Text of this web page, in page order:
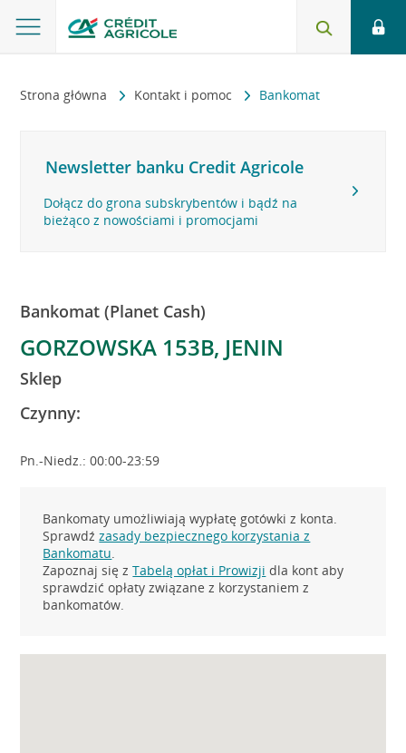
Strona główna Kontakt i pomoc Bankomat
Newsletter banku Credit Agricole
Dołącz do grona subskrybentów i bądź na
bieżąco z nowościami i promocjami
Bankomat (Planet Cash)
GORZOWSKA 153B, JENIN
Sklep
Czynny:
Pn.-Niedz.: 00:00-23:59
Bankomaty umożliwiają wypłatę gotówki z konta.
Sprawdźzasady bezpiecznego korzystania z
Bankomatu.
Zapoznaj się zTabelą opłat i Prowizji dla kont aby
sprawdzić opłaty związane z korzystaniem z
bankomatów.